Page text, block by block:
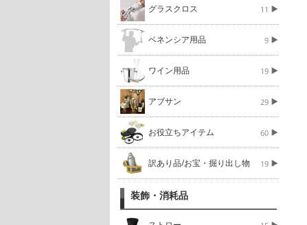
グラスクロス 11
ベネンシア用品 9
ワイン用品 19
アブサン 29
お役立ちアイテム 60
訳あり品/お宝・掘り出し物 19
装飾・消耗品